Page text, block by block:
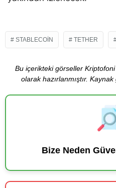
STABLECOIN TETHER
Bu içerikteki görseller
olarak hazırlanmıştır.
Bize Neden